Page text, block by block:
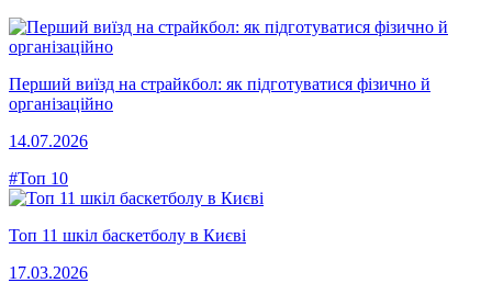
Перший виїзд на страйкбол: як підготуватися фізично й
організаційно
14.07.2026
#Топ 10
Топ 11 шкіл баскетболу в Києві
17.03.2026